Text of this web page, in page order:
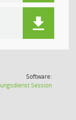
Software:
Session(Wird in